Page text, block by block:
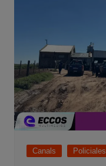
Canals Policiales